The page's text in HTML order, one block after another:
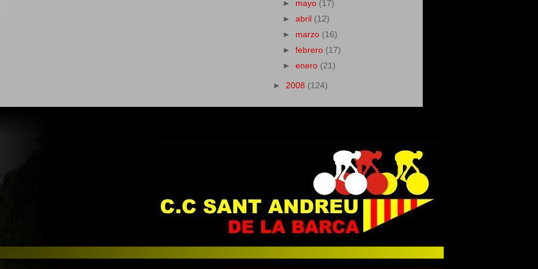
► mayo (17)
►abril (12)
► marzo (16)
►febrero (17)
►enero (21)
► 2008 (124)